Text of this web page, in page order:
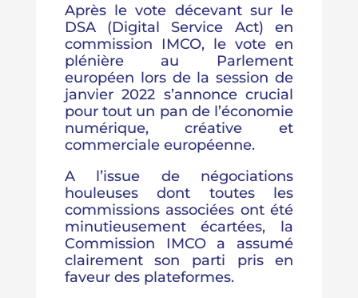
Après le vote décevant sur le
DSA (Digital Service Act) en
commission IMCO, le vote en
plénière au Parlement
européen lors de la session de
janvier 2022 s’annonce crucial
pour tout un pan de l’économie
numérique, créative et
commerciale européenne.
A l’issue de négociations
houleuses dont toutes les
commissions associées ont été
minutieusement écartées, la
Commission IMCO a assumé
clairement son parti pris en
faveur des plateformes.